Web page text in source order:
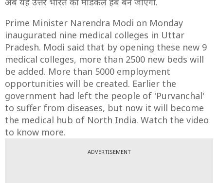
Prime Minister Narendra Modi on Monday
inaugurated nine medical colleges in Uttar
Pradesh. Modi said that by opening these new 9
medical colleges, more than 2500 new beds will
be added. More than 5000 employment
opportunities will be created. Earlier the
government had left the people of 'Purvanchal'
to suffer from diseases, but now it will become
the medical hub of North India. Watch the video
to know more.
ADVERTISEMENT